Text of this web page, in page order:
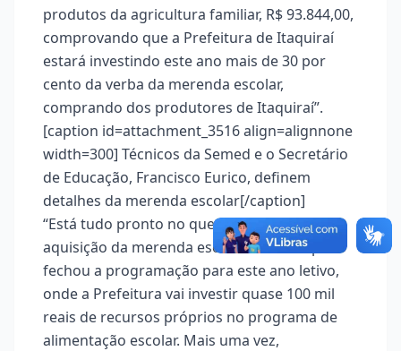
produtos da agricultura familiar, R$ 93.844,00,
comprovando que a Prefeitura de Itaquiraí
estará investindo este ano mais de 30 por
cento da verba da merenda escolar,
comprando dos produtores de Itaquiraí”.
[caption id=attachment_3516 align=alignnone
width=300] Técnicos da Semed e o Secretário
de Educação, Francisco Eurico, definem
detalhes da merenda escolar[/caption]
“Está tudo pronto no que diz respeito a
aquisição da merenda escolar. O Município
fechou a programação para este ano letivo,
onde a Prefeitura vai investir quase 100 mil
reais de recursos próprios no programa de
alimentação escolar. Mais uma vez,